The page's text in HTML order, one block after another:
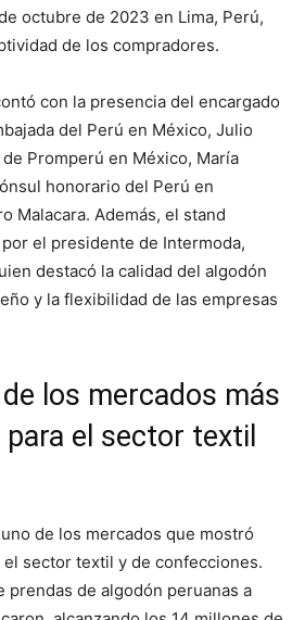
octubre de 2023 en Lima, Perú,
de los compradores.
con la presencia del encargado
del Perú en México, Julio
Promperú en México, María
honorario del Perú en
Malacara. Además, el stand
el presidente de Intermoda,
destacó la calidad del algodón
y la flexibilidad de las empresas
los mercados más
el sector textil
de los mercados que mostró
el sector textil y de confecciones.
prendas de algodón peruanas a